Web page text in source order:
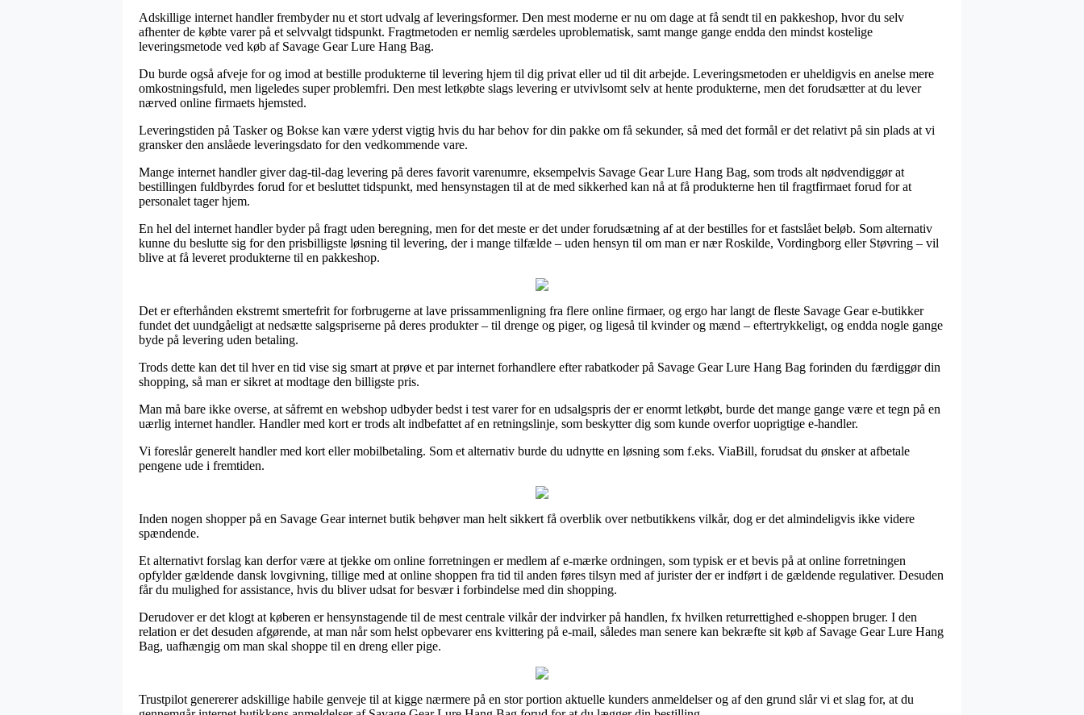
Adskillige internet handler frembyder nu et stort udvalg af leveringsformer. Den mest moderne er nu om dage at få sendt til en pakkeshop, hvor du selv
afhenter de købte varer på et selvvalgt tidspunkt. Fragtmetoden er nemlig særdeles uproblematisk, samt mange gange endda den mindst kostelige
leveringsmetode ved køb af Savage Gear Lure Hang Bag.
Du burde også afveje for og imod at bestille produkterne til levering hjem til dig privat eller ud til dit arbejde. Leveringsmetoden er uheldigvis en anelse mere
omkostningsfuld, men ligeledes super problemfri. Den mest letkøbte slags levering er utvivlsomt selv at hente produkterne, men det forudsætter at du lever
nærved online firmaets hjemsted.
Leveringstiden på Tasker og Bokse kan være yderst vigtig hvis du har behov for din pakke om få sekunder, så med det formål er det relativt på sin plads at vi
gransker den anslåede leveringsdato for den vedkommende vare.
Mange internet handler giver dag-til-dag levering på deres favorit varenumre, eksempelvis Savage Gear Lure Hang Bag, som trods alt nødvendiggør at
bestillingen fuldbyrdes forud for et besluttet tidspunkt, med hensynstagen til at de med sikkerhed kan nå at få produkterne hen til fragtfirmaet forud for at
personalet tager hjem.
En hel del internet handler byder på fragt uden beregning, men for det meste er det under forudsætning af at der bestilles for et fastslået beløb. Som alternativ
kunne du beslutte sig for den prisbilligste løsning til levering, der i mange tilfælde – uden hensyn til om man er nær Roskilde, Vordingborg eller Støvring – vil
blive at få leveret produkterne til en pakkeshop.
Det er efterhånden ekstremt smertefrit for forbrugerne at lave prissammenligning fra flere online firmaer, og ergo har langt de fleste Savage Gear e-butikker
fundet det uundgåeligt at nedsætte salgspriserne på deres produkter – til drenge og piger, og ligeså til kvinder og mænd – eftertrykkeligt, og endda nogle gange
byde på levering uden betaling.
Trods dette kan det til hver en tid vise sig smart at prøve et par internet forhandlere efter rabatkoder på Savage Gear Lure Hang Bag forinden du færdiggør din
shopping, så man er sikret at modtage den billigste pris.
Man må bare ikke overse, at såfremt en webshop udbyder bedst i test varer for en udsalgspris der er enormt letkøbt, burde det mange gange være et tegn på en
uærlig internet handler. Handler med kort er trods alt indbefattet af en retningslinje, som beskytter dig som kunde overfor uoprigtige e-handler.
Vi foreslår generelt handler med kort eller mobilbetaling. Som et alternativ burde du udnytte en løsning som f.eks. ViaBill, forudsat du ønsker at afbetale
pengene ude i fremtiden.
Inden nogen shopper på en Savage Gear internet butik behøver man helt sikkert få overblik over netbutikkens vilkår, dog er det almindeligvis ikke videre
spændende.
Et alternativt forslag kan derfor være at tjekke om online forretningen er medlem af e-mærke ordningen, som typisk er et bevis på at online forretningen
opfylder gældende dansk lovgivning, tillige med at online shoppen fra tid til anden føres tilsyn med af jurister der er indført i de gældende regulativer. Desuden
får du mulighed for assistance, hvis du bliver udsat for besvær i forbindelse med din shopping.
Derudover er det klogt at køberen er hensynstagende til de mest centrale vilkår der indvirker på handlen, fx hvilken returrettighed e-shoppen bruger. I den
relation er det desuden afgørende, at man når som helst opbevarer ens kvittering på e-mail, således man senere kan bekræfte sit køb af Savage Gear Lure Hang
Bag, uafhængig om man skal shoppe til en dreng eller pige.
Trustpilot genererer adskillige habile genveje til at kigge nærmere på en stor portion aktuelle kunders anmeldelser og af den grund slår vi et slag for, at du